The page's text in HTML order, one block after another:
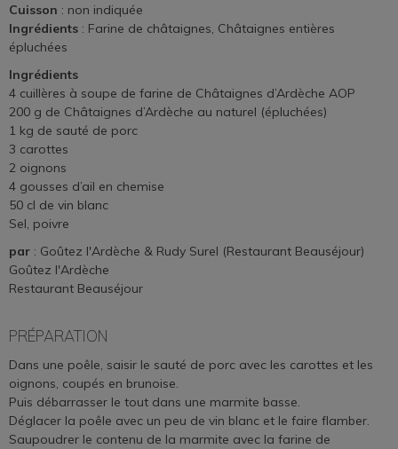
Cuisson : non indiquée
Ingrédients : Farine de châtaignes, Châtaignes entières
épluchées
Ingrédients
4 cuillères à soupe de farine de Châtaignes d’Ardèche AOP
200 g de Châtaignes d’Ardèche au naturel (épluchées)
1 kg de sauté de porc
3 carottes
2 oignons
4 gousses d’ail en chemise
50 cl de vin blanc
Sel, poivre
par : Goûtez l'Ardèche & Rudy Surel (Restaurant Beauséjour)
Goûtez l'Ardèche
Restaurant Beauséjour
PRÉPARATION
Dans une poêle, saisir le sauté de porc avec les carottes et les
oignons, coupés en brunoise.
Puis débarrasser le tout dans une marmite basse.
Déglacer la poêle avec un peu de vin blanc et le faire flamber.
Saupoudrer le contenu de la marmite avec la farine de